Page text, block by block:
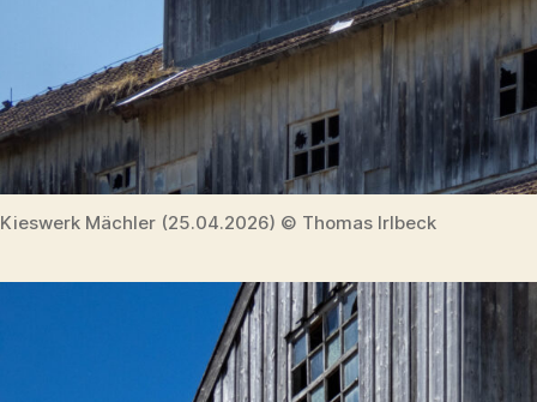
Kieswerk Mächler (25.04.2026) © Thomas Irlbeck